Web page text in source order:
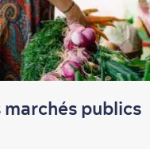
marchés publics